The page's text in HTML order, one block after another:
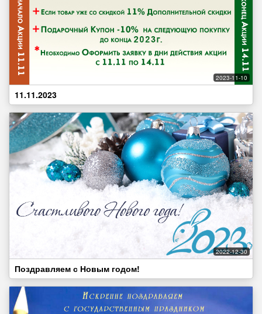
2023-11-10
11.11.2023
2022-12-30
Поздравляем с Новым годом!